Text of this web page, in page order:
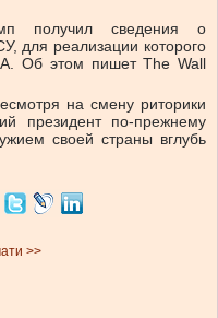
получил сведения о
для реализации которого
Об этом пишет The Wall
на смену риторики
президент по-прежнему
своей страны вглубь
>>